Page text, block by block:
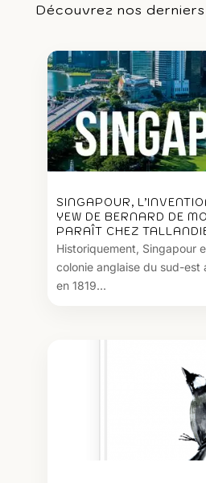
Découvrez nos
SINGAPOUR,
YEW DE BERNARD DE
PARAÎT CHEZ
Historiquement, Singapour
colonie anglaise du sud-est
en 1819...